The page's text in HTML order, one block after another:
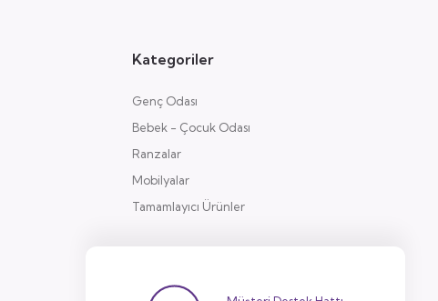
Kategoriler
Genç Odası
Bebek - Çocuk Odası
Ranzalar
Mobilyalar
Tamamlayıcı Ürünler